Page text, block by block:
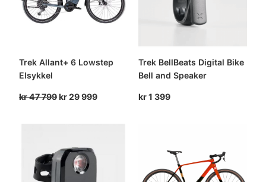
Trek Allant+ 6 Lowstep
Elsykkel
kr47 799Opprinnelig
799.
kr29 999Nåværende
Trek BellBeats Digital Bike
Bell and Speaker
kr1 399